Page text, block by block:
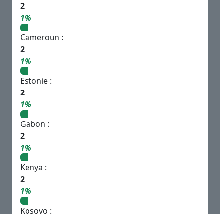
2
1%
Cameroun :
2
1%
Estonie :
2
1%
Gabon :
2
1%
Kenya :
2
1%
Kosovo :